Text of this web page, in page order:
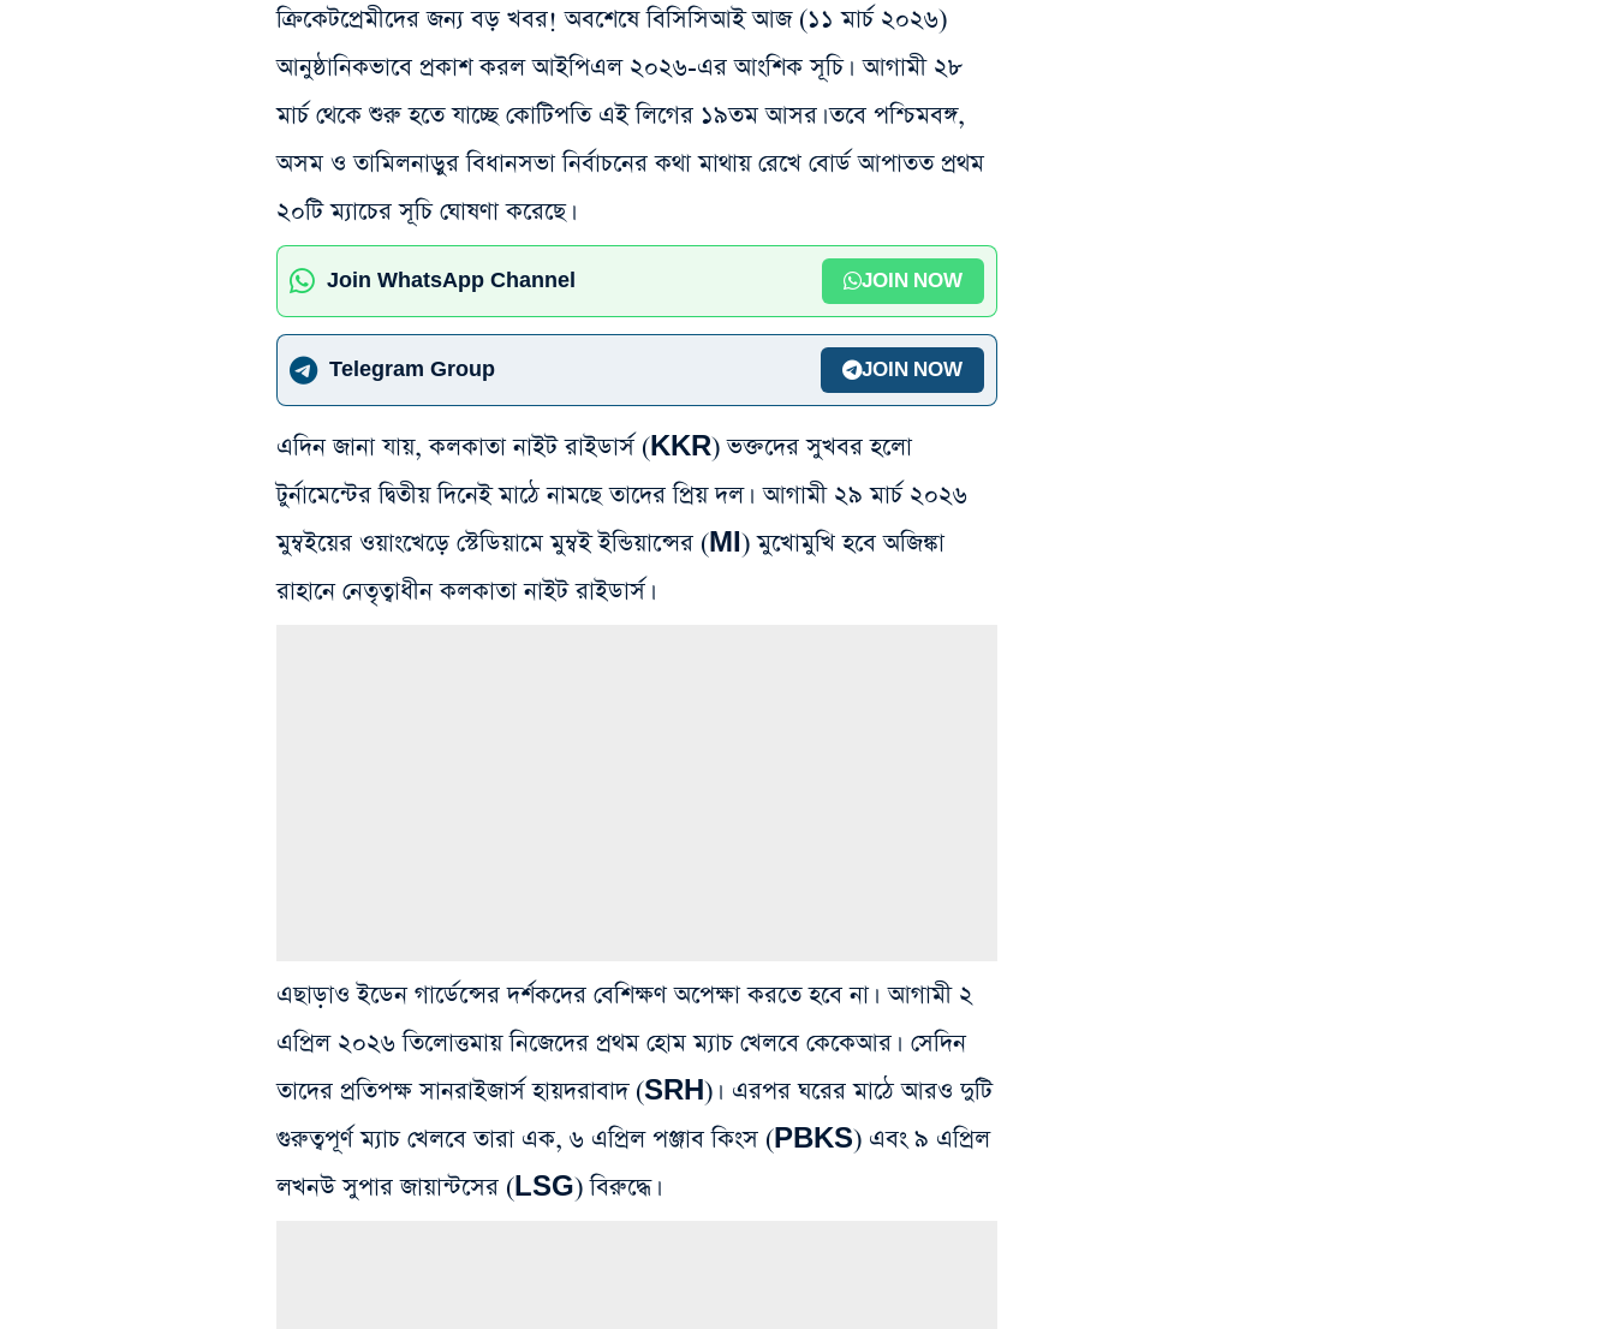
ক্রিকেটপ্রেমীদের জন্য বড় খবর! অবশেষে বিসিসিআই আজ (১১ মার্চ ২০২৬)
আনুষ্ঠানিকভাবে প্রকাশ করল আইপিএল ২০২৬-এর আংশিক সূচি। আগামী ২৮
মার্চ থেকে শুরু হতে যাচ্ছে কোটিপতি এই লিগের ১৯তম আসর। তবে পশ্চিমবঙ্গ,
অসম ও তামিলনাড়ুর বিধানসভা নির্বাচনের কথা মাথায় রেখে বোর্ড আপাতত প্রথম
২০টি ম্যাচের সূচি ঘোষণা করেছে।
Join WhatsApp Channel JOIN NOW
Telegram Group JOIN NOW
এদিন জানা যায়, কলকাতা নাইট রাইডার্স (KKR) ভক্তদের সুখবর হলো
টুর্নামেন্টের দ্বিতীয় দিনেই মাঠে নামছে তাদের প্রিয় দল। আগামী ২৯ মার্চ ২০২৬
মুম্বইয়ের ওয়াংখেড়ে স্টেডিয়ামে মুম্বই ইন্ডিয়ান্সের (MI) মুখোমুখি হবে অজিঙ্কা
রাহানে নেতৃত্বাধীন কলকাতা নাইট রাইডার্স।
এছাড়াও ইডেন গার্ডেন্সের দর্শকদের বেশিক্ষণ অপেক্ষা করতে হবে না। আগামী ২
এপ্রিল ২০২৬ তিলোত্তমায় নিজেদের প্রথম হোম ম্যাচ খেলবে কেকেআর। সেদিন
তাদের প্রতিপক্ষ সানরাইজার্স হায়দরাবাদ (SRH)। এরপর ঘরের মাঠে আরও দুটি
গুরুত্বপূর্ণ ম্যাচ খেলবে তারা এক, ৬ এপ্রিল পঞ্জাব কিংস (PBKS) এবং ৯ এপ্রিল
লখনউ সুপার জায়ান্টসের (LSG) বিরুদ্ধে।